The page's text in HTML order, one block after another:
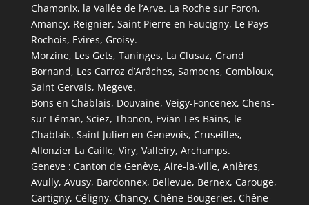
Chamonix, la Vallée de l’Arve. La Roche sur Foron,
Amancy, Reignier, Saint Pierre en Faucigny, Le Pays
Rochois, Evires, Groisy.
Morzine, Les Gets, Taninges, La Clusaz, Grand
Bornand, Les Carroz d’Arâches, Samoens, Combloux,
Saint Gervais, Megeve.
Bons en Chablais, Douvaine, Veigy-Foncenex, Chens-
sur-Léman, Sciez, Thonon, Evian-Les-Bains, le
Chablais. Saint Julien en Genevois, Cruseilles,
Allonzier La Caille, Viry, Valleiry, Archamps.
Geneve : Canton de Genève, Aire-la-Ville, Anières,
Avully, Avusy, Bardonnex, Bellevue, Bernex, Carouge,
Cartigny, Céligny, Chancy, Chêne-Bougeries, Chêne-